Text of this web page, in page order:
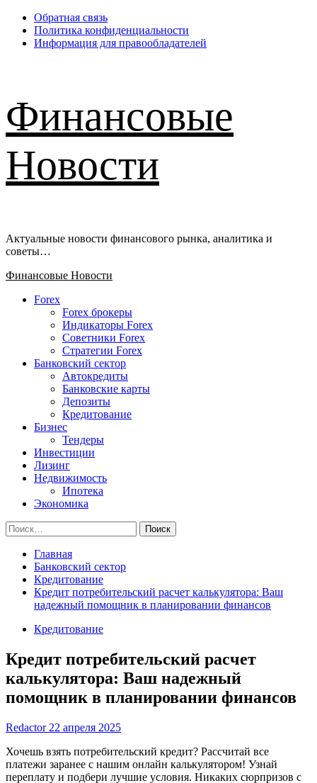
Перейти
содержимому
Обратная связь
Политика конфиденциальности
Информация для правообладателей
Финансовые
Новости
Актуальные новости финансового рынка, аналитика и
советы…
Основное
Финансовые Новости
Forex
Forex брокеры
Индикаторы Forex
Советники Forex
Стратегии Forex
Банковский сектор
Автокредиты
Банковские карты
Депозиты
Кредитование
Бизнес
Тендеры
Инвестиции
Лизинг
Недвижимость
Ипотека
Экономика
Найти:
Главная
Банковский сектор
Кредитование
Кредит потребительский расчет калькулятора: Ваш
надежный помощник в планировании финансов
Кредитование
Кредит потребительский расчет
калькулятора: Ваш надежный
помощник в планировании финансов
Redactor 22 апреля 2025
Хочешь взять потребительский кредит? Рассчитай все
платежи заранее с нашим онлайн калькулятором! Узнай
переплату и подбери лучшие условия. Никаких сюрпризов с